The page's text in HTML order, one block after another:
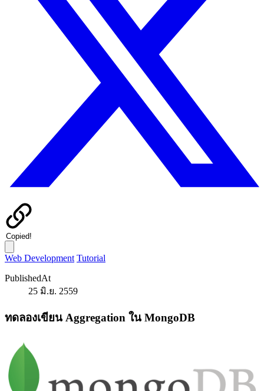
Copied!
Web Development Tutorial
PublishedAt
25 มิ.ย. 2559
ทดลองเขียน Aggregation ใน MongoDB